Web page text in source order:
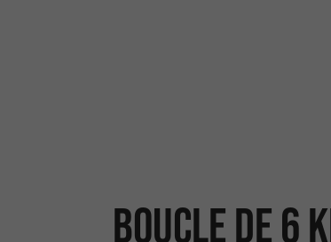
Boucle de 6